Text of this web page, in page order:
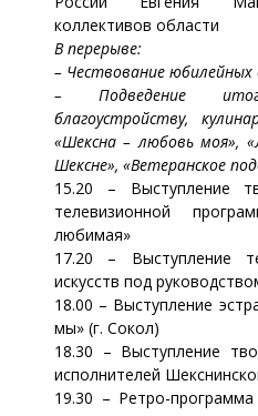
коллективов области
В перерыве:
– Чествование юбилейных
– Подведение
благоустройству,
«Шексна – любовь моя»,
Шексне», «Ветеранское
15.20 – Выступление
телевизионной
любимая»
17.20 – Выступление
искусств под
18.00 – Выступление
мы» (г. Сокол)
18.30 – Выступление
исполнителей
19.30 – Ретро-